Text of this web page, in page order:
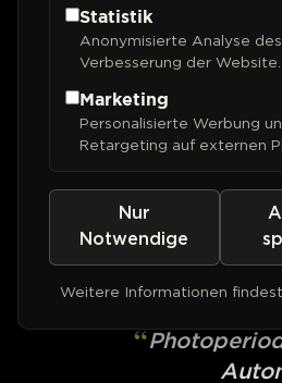
ROYAL QUEEN SEEDS
Cookies
Statistik
Anonymisierte Analyse
Verbesserung der Website.
Marketing
Personalisierte Werbung
Retargeting auf externen
Nur
Notwendige
Weitere Informationen